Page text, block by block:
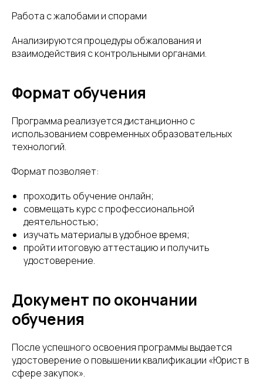
Работа с жалобами и спорами
Анализируются процедуры обжалования и
взаимодействия с контрольными органами.
Формат обучения
Программа реализуется дистанционно с
использованием современных образовательных
технологий.
Формат позволяет:
проходить обучение онлайн;
совмещать курс с профессиональной
деятельностью;
изучать материалы в удобное время;
пройти итоговую аттестацию и получить
удостоверение.
Документ по окончании
обучения
После успешного освоения программы выдается
удостоверение о повышении квалификации «Юрист в
сфере закупок».